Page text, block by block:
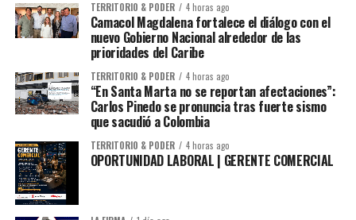
TERRITORIO & PODER 4 horas ago
Camacol Magdalena fortalece el diálogo con el
nuevo Gobierno Nacional alrededor de las
prioridades del Caribe
TERRITORIO & PODER 4 horas ago
“En Santa Marta no se reportan afectaciones”:
Carlos Pinedo se pronuncia tras fuerte sismo
que sacudió a Colombia
TERRITORIO & PODER 4 horas ago
OPORTUNIDAD LABORAL | GERENTE COMERCIAL